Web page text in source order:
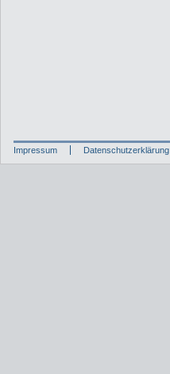
Impressum Datenschutzerklärung